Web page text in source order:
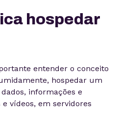
hospedar
entender o conceito
hospedar um
informações e
vídeos, em servidores